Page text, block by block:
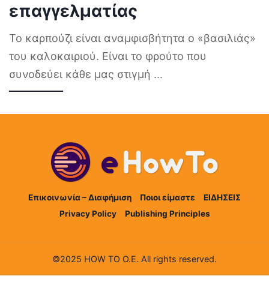
επαγγελματίας
Το καρπούζι είναι αναμφισβήτητα ο «βασιλιάς»
του καλοκαιριού. Είναι το φρούτο που
συνοδεύει κάθε μας στιγμή ...
Επικοινωνία – Διαφήμιση Ποιοι είμαστε
ΕΙΔΗΣΕΙΣ
Privacy Policy
Publishing Principles
©2025 HOW TO Ο.Ε. All rights reserved.